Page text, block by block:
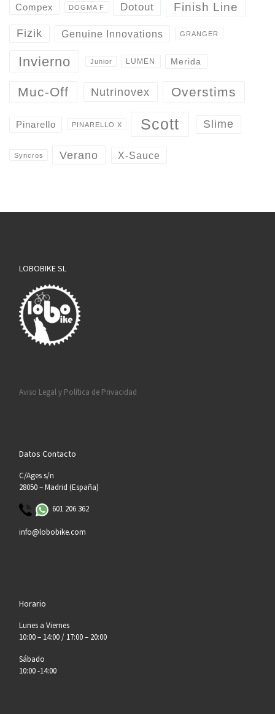
Compex DOGMA F Dotout Finish Line
Fizik Genuine Innovations GRANGER
Invierno Junior LUMEN Merida
Muc-Off Nutrinovex Overstims
Pinarello PINARELLO X Scott Slime
Syncros Verano X-Sauce
LOBOBIKE SL
Aviso Legal y Política de Privacidad
Datos Contacto
C/Ages s/n
28050 – Madrid (España)
601 206 362
info@lobobike.com
Horario
Lunes a Viernes
10:00 – 14:00 / 17:00 – 20:00
Sábado
10:00 -14:00